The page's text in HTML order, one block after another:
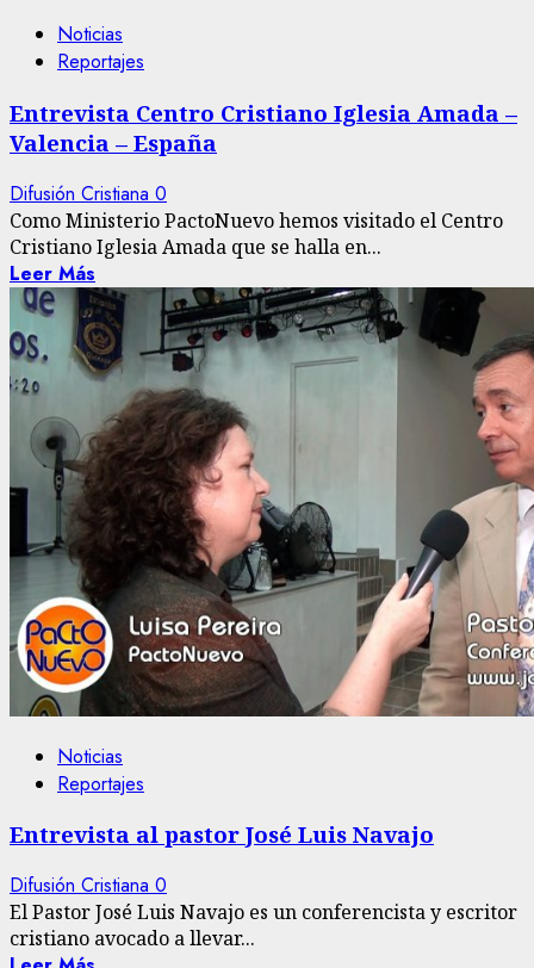
Noticias
Reportajes
Entrevista Centro Cristiano Iglesia Amada –
Valencia – España
Difusión Cristiana 0
Como Ministerio PactoNuevo hemos visitado el Centro
Cristiano Iglesia Amada que se halla en...
Leer Más
Noticias
Reportajes
Entrevista al pastor José Luis Navajo
Difusión Cristiana 0
El Pastor José Luis Navajo es un conferencista y escritor
cristiano avocado a llevar...